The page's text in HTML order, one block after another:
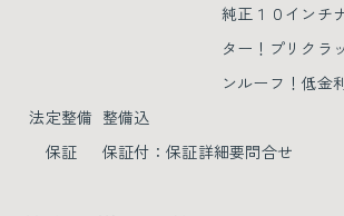
純正１０インチ
ター！プリクラ
ンルーフ！低金
法定整備 整備込
保証
保証付：保証詳細要問合せ